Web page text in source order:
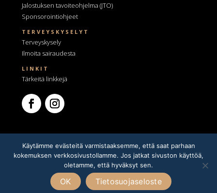
Jalostuksen tavoiteohjelma (JTO)
Sponsorointiohjeet
TERVEYSKYSELYT
Terveyskysely
Ilmoita sairaudesta
LINKIT
Tärkeitä linkkejä
Tietosuojaseloste
Käytämme evästeitä varmistaaksemme, että saat parhaan
kokemuksen verkkosivustollamme. Jos jatkat sivuston käyttöä,
oletamme, että hyväksyt sen.
OK Tietosuojaseloste